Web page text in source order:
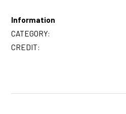
Information
CATEGORY:
CREDIT: